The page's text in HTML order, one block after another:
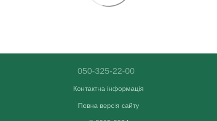
050-325-22-00
Контактна інформація
Повна версія сайту